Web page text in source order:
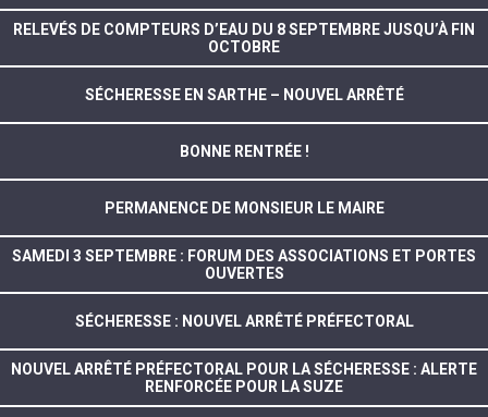
RELEVÉS DE COMPTEURS D’EAU DU 8 SEPTEMBRE JUSQU’À FIN
OCTOBRE
SÉCHERESSE EN SARTHE – NOUVEL ARRÊTÉ
BONNE RENTRÉE !
PERMANENCE DE MONSIEUR LE MAIRE
SAMEDI 3 SEPTEMBRE : FORUM DES ASSOCIATIONS ET PORTES
OUVERTES
SÉCHERESSE : NOUVEL ARRÊTÉ PRÉFECTORAL
NOUVEL ARRÊTÉ PRÉFECTORAL POUR LA SÉCHERESSE : ALERTE
RENFORCÉE POUR LA SUZE